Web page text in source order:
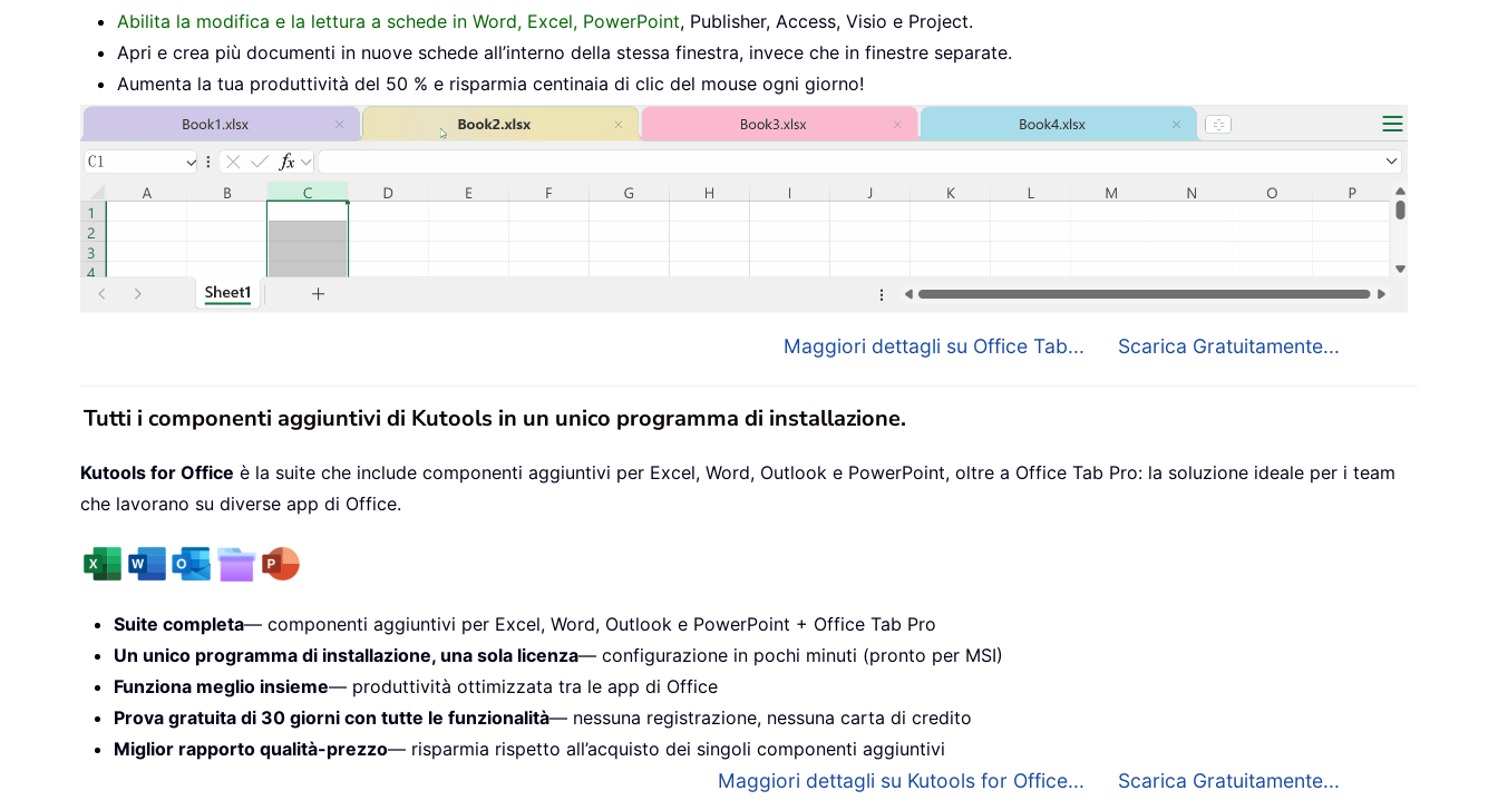
Abilita la modifica e la lettura a schede in Word, Excel, PowerPoint, Publisher, Access, Visio e Project.
Apri e crea più documenti in nuove schede all’interno della stessa finestra, invece che in finestre separate.
Aumenta la tua produttività del 50 % e risparmia centinaia di clic del mouse ogni giorno!
Maggiori dettagli su Office Tab... Scarica Gratuitamente...
Tutti i componenti aggiuntivi di Kutools in un unico programma di installazione.
Kutools for Office è la suite che include componenti aggiuntivi per Excel, Word, Outlook e PowerPoint, oltre a Office Tab Pro: la soluzione ideale per i team
che lavorano su diverse app di Office.
Suite completa— componenti aggiuntivi per Excel, Word, Outlook e PowerPoint + Office Tab Pro
Un unico programma di installazione, una sola licenza— configurazione in pochi minuti (pronto per MSI)
Funziona meglio insieme— produttività ottimizzata tra le app di Office
Prova gratuita di 30 giorni con tutte le funzionalità— nessuna registrazione, nessuna carta di credito
Miglior rapporto qualità-prezzo— risparmia rispetto all’acquisto dei singoli componenti aggiuntivi
Maggiori dettagli su Kutools for Office... Scarica Gratuitamente...